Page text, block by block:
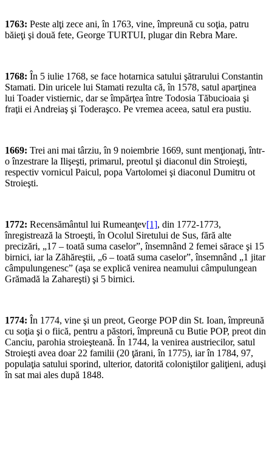
1763: Peste alţi zece ani, în 1763, vine, împreună cu soţia, patru
băieţi şi două fete, George TURTUI, plugar din Rebra Mare.
1768: În 5 iulie 1768, se face hotarnica satului şătrarului Constantin
Stamati. Din uricele lui Stamati rezulta că, în 1578, satul aparţinea
lui Toader vistiernic, dar se împărţea între Todosia Tăbucioaia şi
fraţii ei Andreiaş şi Toderaşco. Pe vremea aceea, satul era pustiu.
1669: Trei ani mai târziu, în 9 noiembrie 1669, sunt menţionaţi, într-
o înzestrare la Ilişeşti, primarul, preotul şi diaconul din Stroieşti,
respectiv vornicul Paicul, popa Vartolomei şi diaconul Dumitru ot
Stroieşti.
1772: Recensământul lui Rumeanţev[1], din 1772-1773,
înregistrează la Stroeşti, în Ocolul Siretului de Sus, fără alte
precizări, „17 – toată suma caselor”, însemnând 2 femei sărace şi 15
birnici, iar la Zăhăreştii, „6 – toată suma caselor”, însemnând „1 jitar
câmpulungenesc” (aşa se explică venirea neamului câmpulungean
Grămadă la Zahareşti) şi 5 birnici.
1774: În 1774, vine şi un preot, George POP din St. Ioan, împreună
cu soţia şi o fiică, pentru a păstori, împreună cu Butie POP, preot din
Canciu, parohia stroieşteană. În 1744, la venirea austriecilor, satul
Stroieşti avea doar 22 familii (20 ţărani, în 1775), iar în 1784, 97,
populaţia satului sporind, ulterior, datorită coloniştilor galiţieni, aduşi
în sat mai ales după 1848.